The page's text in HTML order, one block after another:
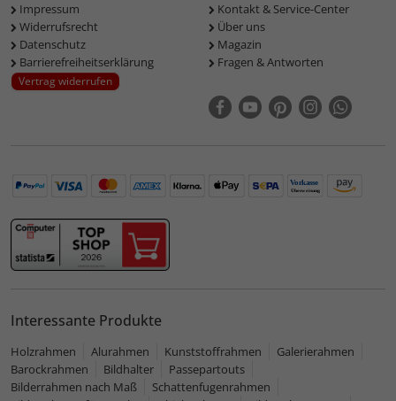
Impressum
Widerrufsrecht
Datenschutz
Barrierefreiheitserklärung
Vertrag widerrufen
Kontakt & Service-Center
Über uns
Magazin
Fragen & Antworten
Interessante Produkte
Holzrahmen Alurahmen Kunststoffrahmen
Galerierahmen
Barockrahmen
Bildhalter
Passepartouts
Bilderrahmen nach Maß
Schattenfugenrahmen